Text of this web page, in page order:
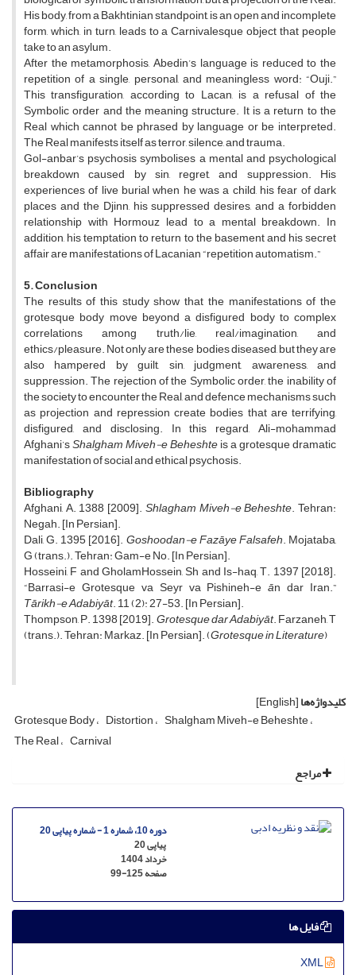
His body, from a Bakhtinian standpoint, is an open and incomplete
form, which, in turn, leads to a Carnivalesque object that people
take to an asylum.
After the metamorphosis, Abedin’s language is reduced to the
repetition of a single, personal, and meaningless word: “Ouji.”
This transfiguration, according to Lacan, is a refusal of the
Symbolic order and the meaning structure. It is a return to the
Real which cannot be phrased by language or be interpreted.
The Real manifests itself as terror, silence, and trauma.
Gol-anbar’s psychosis symbolises a mental and psychological
breakdown caused by sin, regret, and suppression. His
experiences of live burial when he was a child, his fear of dark
places and the Djinn, his suppressed desires, and a forbidden
relationship with Hormouz lead to a mental breakdown. In
addition, his temptation to return to the basement and his secret
affair are manifestations of Lacanian “repetition automatism.”
5. Conclusion
The results of this study show that the manifestations of the
grotesque body move beyond a disfigured body to complex
correlations among truth/lie, real/imagination, and
ethics/pleasure. Not only are these bodies diseased, but they are
also hampered by guilt, sin, judgment, awareness, and
suppression. The rejection of the Symbolic order, the inability of
the society to encounter the Real, and defence mechanisms such
as projection and repression create bodies that are terrifying,
disfigured, and disclosing. In this regard, Ali-mohammad
Afghani’sShalgham Miveh-e Beheshteis a grotesque dramatic
manifestation of social and ethical psychosis.
Bibliography
Afghani, A. 1388 [2009].Shlagham Miveh-e Beheshte. Tehran:
Negah. [In Persian].
Dali, G. 1395 [2016].Goshoodan-e Fazāye Falsafeh. Mojataba,
G (trans.). Tehran: Gam-e No. [In Persian].
Hosseini, F and GholamHossein, Sh and Is-haq, T. 1397 [2018].
“Barrasi-e Grotesque va Seyr va Pishineh-eān dar Iran.”
Tārikh-e Adabiyāt. 11 (2): 27-53. [In Persian].
Thompson, P. 1398 [2019].Grotesque dar Adabiyāt. Farzaneh, T
(trans.). Tehran: Markaz. [In Persian]. (Grotesque in Literature)
کلیدواژه‌ها[English]
Grotesque Body Distortion Shalgham Miveh-e Beheshte
The Real Carnival
مراجع
دوره 10، شماره 1 - شماره پیاپی 20
پیاپی 20
خرداد 1404
صفحه99-125
فایل ها